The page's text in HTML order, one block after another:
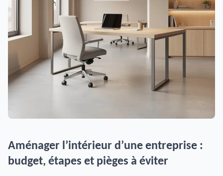
Aménager l’intérieur d’une entreprise :
budget, étapes et pièges à éviter